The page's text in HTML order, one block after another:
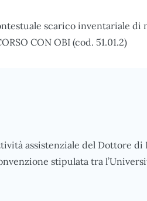
scarico inventariale di
CON OBI (cod. 51.01.2)
assistenziale del Dottore di
stipulata tra